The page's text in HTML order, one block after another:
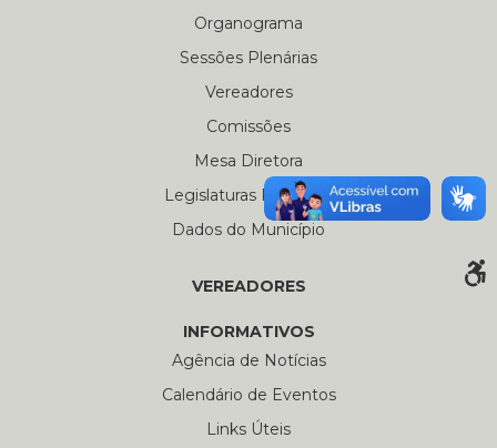
Organograma
Sessões Plenárias
Vereadores
Comissões
Mesa Diretora
Legislaturas Passadas
Dados do Município
VEREADORES
INFORMATIVOS
Agência de Notícias
Calendário de Eventos
Links Úteis